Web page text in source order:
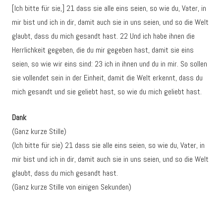
[Ich bitte für sie,] 21 dass sie alle eins seien, so wie du, Vater, in
mir bist und ich in dir, damit auch sie in uns seien, und so die Welt
glaubt, dass du mich gesandt hast. 22 Und ich habe ihnen die
Herrlichkeit gegeben, die du mir gegeben hast, damit sie eins
seien, so wie wir eins sind: 23 ich in ihnen und du in mir. So sollen
sie vollendet sein in der Einheit, damit die Welt erkennt, dass du
mich gesandt und sie geliebt hast, so wie du mich geliebt hast.
Dank
(Ganz kurze Stille)
(Ich bitte für sie) 21 dass sie alle eins seien, so wie du, Vater, in
mir bist und ich in dir, damit auch sie in uns seien, und so die Welt
glaubt, dass du mich gesandt hast.
(Ganz kurze Stille von einigen Sekunden)